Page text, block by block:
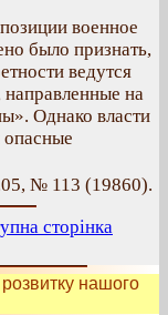
военное
было признать,
ведутся
на
Однако власти
опасные
№ 113 (19860).
сторінка
нашого